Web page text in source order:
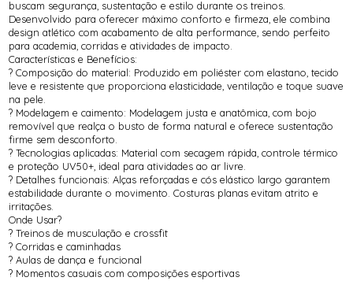
buscam segurança, sustentação e estilo durante os treinos.
Desenvolvido para oferecer máximo conforto e firmeza, ele combina
design atlético com acabamento de alta performance, sendo perfeito
para academia, corridas e atividades de impacto.
Características e Benefícios:
? Composição do material: Produzido em poliéster com elastano, tecido
leve e resistente que proporciona elasticidade, ventilação e toque suave
na pele.
? Modelagem e caimento: Modelagem justa e anatômica, com bojo
removível que realça o busto de forma natural e oferece sustentação
firme sem desconforto.
? Tecnologias aplicadas: Material com secagem rápida, controle térmico
e proteção UV50+, ideal para atividades ao ar livre.
? Detalhes funcionais: Alças reforçadas e cós elástico largo garantem
estabilidade durante o movimento. Costuras planas evitam atrito e
irritações.
Onde Usar?
? Treinos de musculação e crossfit
? Corridas e caminhadas
? Aulas de dança e funcional
? Momentos casuais com composições esportivas